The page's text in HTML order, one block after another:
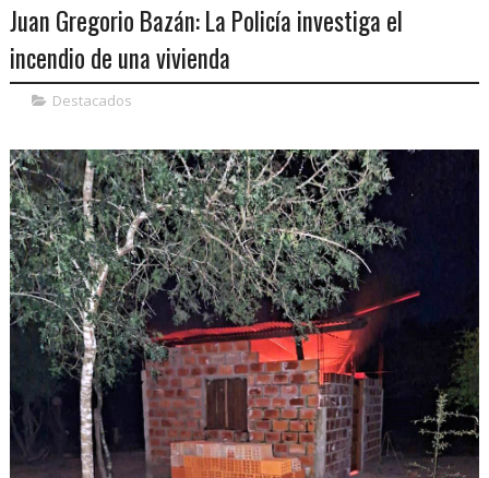
Juan Gregorio Bazán: La Policía investiga el
incendio de una vivienda
Destacados